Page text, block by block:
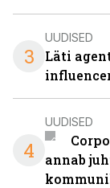
3
UUDISED
Läti
4
UUDISED
annab